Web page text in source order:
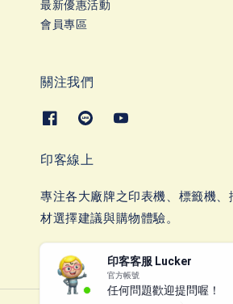
印客客服 Lucker
官方帳號
任何問題歡迎提問喔！
最新優惠活動
會員專區
關注我們
印客線上
專注各大廠牌之印表機、標籤機
材選擇建議與購物體驗。